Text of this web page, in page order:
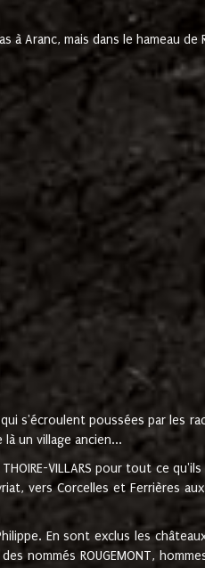
à Aranc, mais dans le hameau
s'écroulent poussées par les
un village ancien...
VILLARS pour tout ce
vers Corcelles et Ferrières
En sont exclus les
nommés ROUGEMONT,